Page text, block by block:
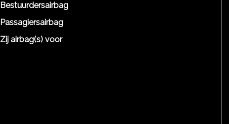
Bestuurdersairbag
Passagiersairbag
Zij airbag(s) voor